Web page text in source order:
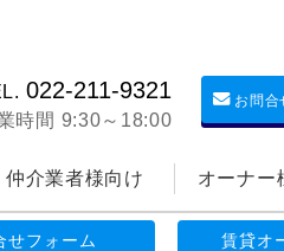
お問合
022-211-9321
時間 9:30～18:00
仲介業者様向け オーナー
せフォーム 賃貸オ